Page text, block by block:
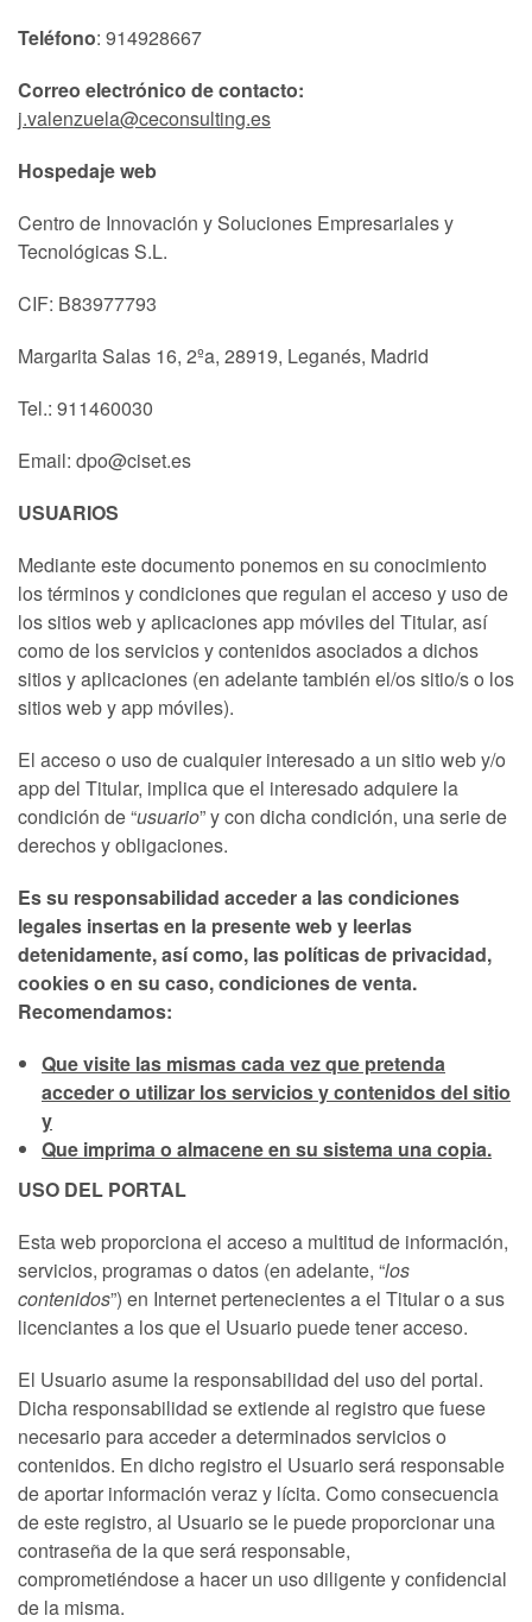
Teléfono: 914928667
Correo electrónico de contacto:
j.valenzuela@ceconsulting.es
Hospedaje web
Centro de Innovación y Soluciones Empresariales y
Tecnológicas S.L.
CIF: B83977793
Margarita Salas 16, 2ºa, 28919, Leganés, Madrid
Tel.: 911460030
Email: dpo@ciset.es
USUARIOS
Mediante este documento ponemos en su conocimiento
los términos y condiciones que regulan el acceso y uso de
los sitios web y aplicaciones app móviles del Titular, así
como de los servicios y contenidos asociados a dichos
sitios y aplicaciones (en adelante también el/os sitio/s o los
sitios web y app móviles).
El acceso o uso de cualquier interesado a un sitio web y/o
app del Titular, implica que el interesado adquiere la
condición de “usuario” y con dicha condición, una serie de
derechos y obligaciones.
Es su responsabilidad acceder a las condiciones
legales insertas en la presente web y leerlas
detenidamente, así como, las políticas de privacidad,
cookies o en su caso, condiciones de venta.
Recomendamos:
Que visite las mismas cada vez que pretenda
acceder o utilizar los servicios y contenidos del sitio
y
Que imprima o almacene en su sistema una copia.
USO DEL PORTAL
Esta web proporciona el acceso a multitud de información,
servicios, programas o datos (en adelante, “los
contenidos”) en Internet pertenecientes a el Titular o a sus
licenciantes a los que el Usuario puede tener acceso.
El Usuario asume la responsabilidad del uso del portal.
Dicha responsabilidad se extiende al registro que fuese
necesario para acceder a determinados servicios o
contenidos. En dicho registro el Usuario será responsable
de aportar información veraz y lícita. Como consecuencia
de este registro, al Usuario se le puede proporcionar una
contraseña de la que será responsable,
comprometiéndose a hacer un uso diligente y confidencial
de la misma.